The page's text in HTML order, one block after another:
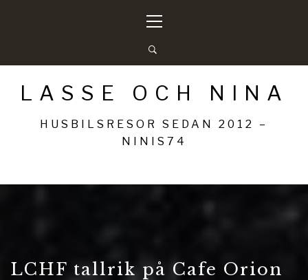
meny
LASSE OCH NINA
HUSBILSRESOR SEDAN 2012 –
NINIS74
LCHF tallrik på Cafe Orion